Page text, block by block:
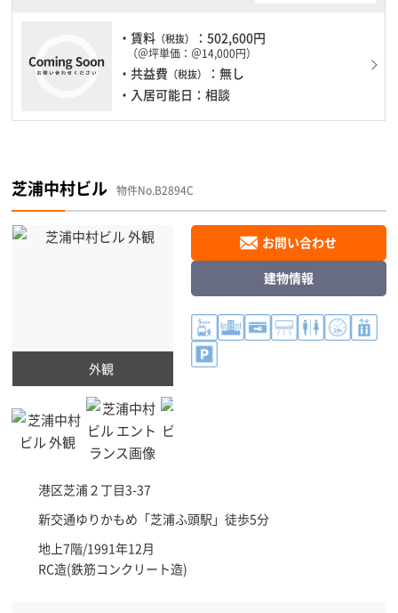
・賃料 （税抜） ：502,600円
（＠坪単価：＠14,000円）
・共益費 （税抜）
：無し
・入居可能日：相談
芝浦中村ビル 物件No.B2894C
外観
港区芝浦２丁目3-37
新交通ゆりかもめ「芝浦ふ頭駅 」徒歩5分
地上7階/1991年12月
RC造(鉄筋コンクリート造)
お問い合わせ
建物情報